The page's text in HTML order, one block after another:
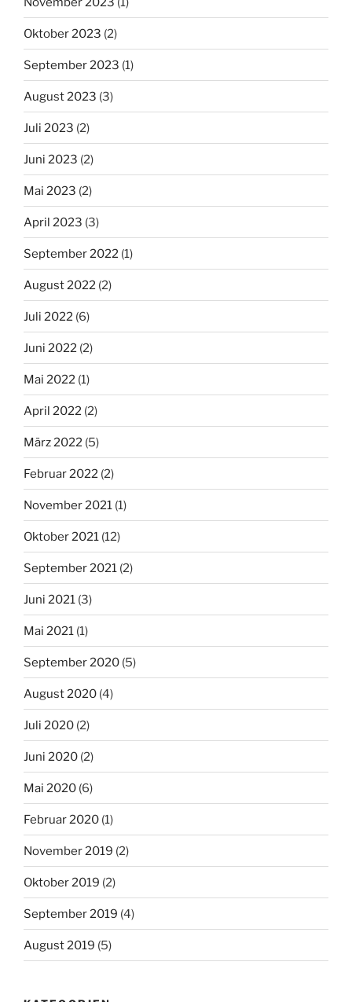
Oktober 2023 (2)
September 2023 (1)
August 2023 (3)
Juli 2023 (2)
Juni 2023 (2)
Mai 2023 (2)
April 2023 (3)
September 2022 (1)
August 2022 (2)
Juli 2022 (6)
Juni 2022 (2)
Mai 2022 (1)
April 2022 (2)
März 2022 (5)
Februar 2022 (2)
November 2021 (1)
Oktober 2021 (12)
September 2021 (2)
Juni 2021 (3)
Mai 2021 (1)
September 2020 (5)
August 2020 (4)
Juli 2020 (2)
Juni 2020 (2)
Mai 2020 (6)
Februar 2020 (1)
November 2019 (2)
Oktober 2019 (2)
September 2019 (4)
August 2019 (5)